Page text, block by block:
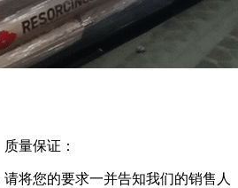
质量保证：
将您的要求一并告知我们的销售人